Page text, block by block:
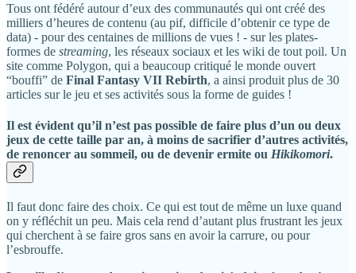
Tous ont fédéré autour d’eux des communautés qui ont créé des
milliers d’heures de contenu (au pif, difficile d’obtenir ce type de
data) - pour des centaines de millions de vues ! - sur les plates-
formes de streaming, les réseaux sociaux et les wiki de tout poil. Un
site comme Polygon, qui a beaucoup critiqué le monde ouvert
“bouffi” de Final Fantasy VII Rebirth, a ainsi produit plus de 30
articles sur le jeu et ses activités sous la forme de guides !
Il est évident qu’il n’est pas possible de faire plus d’un ou deux
jeux de cette taille par an, à moins de sacrifier d’autres activités,
de renoncer au sommeil, ou de devenir ermite ou Hikikomori.
Il faut donc faire des choix. Ce qui est tout de même un luxe quand
on y réfléchit un peu. Mais cela rend d’autant plus frustrant les jeux
qui cherchent à se faire gros sans en avoir la carrure, ou pour
l’esbrouffe.